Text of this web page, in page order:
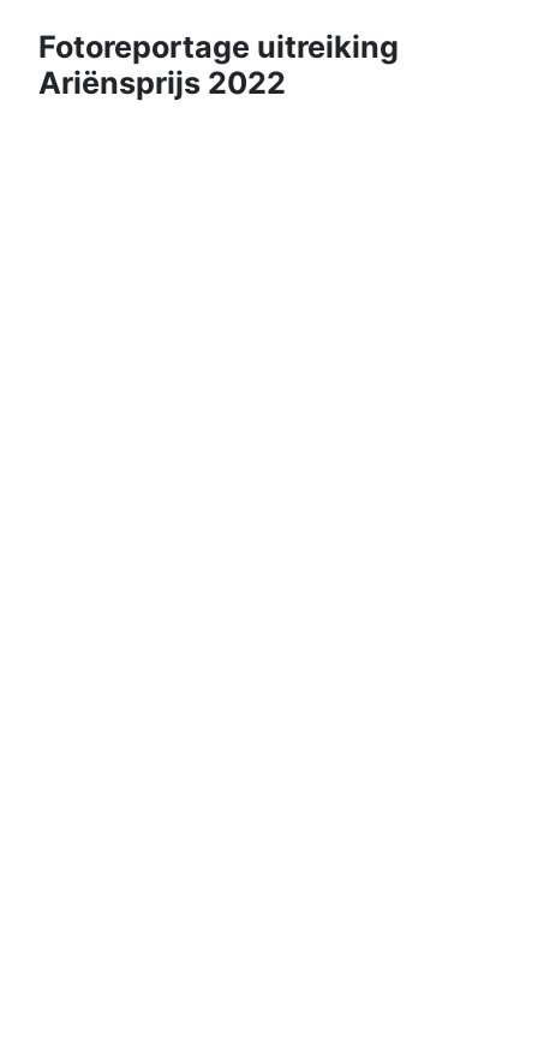
Fotoreportage uitreiking
Ariënsprijs 2022